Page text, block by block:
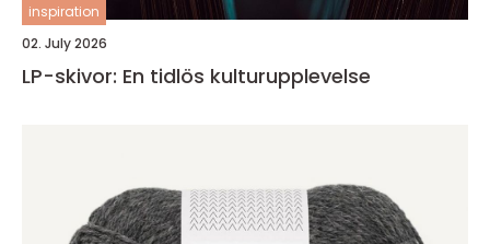
inspiration
02. July 2026
LP-skivor: En tidlös kulturupplevelse